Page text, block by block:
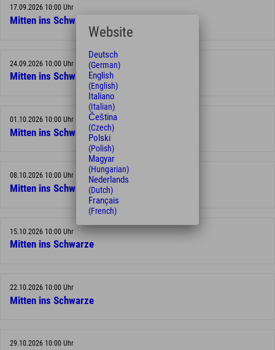
17.09.2026 10:00 Uhr
Mitten ins Schwarze
24.09.2026 10:00 Uhr
Mitten ins Schwarze
01.10.2026 10:00 Uhr
Mitten ins Schwarze
08.10.2026 10:00 Uhr
Mitten ins Schwarze
15.10.2026 10:00 Uhr
Mitten ins Schwarze
22.10.2026 10:00 Uhr
Mitten ins Schwarze
29.10.2026 10:00 Uhr
Website
Deutsch
(German)
English
(English)
Italiano
(Italian)
Čeština
(Czech)
Polski
(Polish)
Magyar
(Hungarian)
Nederlands
(Dutch)
Français
(French)